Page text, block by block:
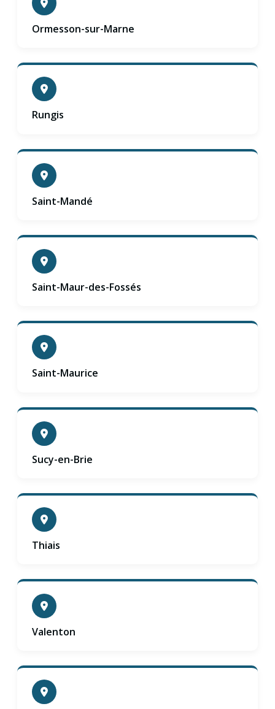
Ormesson-sur-Marne
Rungis
Saint-Mandé
Saint-Maur-des-Fossés
Saint-Maurice
Sucy-en-Brie
Thiais
Valenton